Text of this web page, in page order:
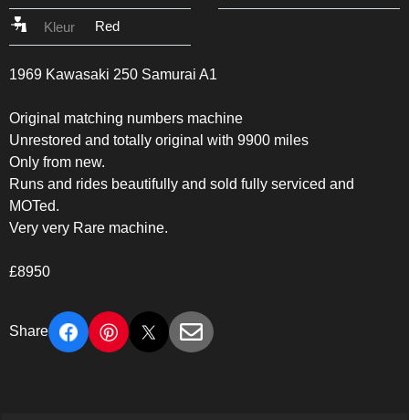
Kleur Red
1969 Kawasaki 250 Samurai A1
Original matching numbers machine
Unrestored and totally original with 9900 miles
Only from new.
Runs and rides beautifully and sold fully serviced and
MOTed.
Very very Rare machine.
£8950
Share